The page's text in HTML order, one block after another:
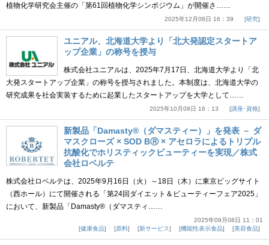
植物化学研究会主催の「第61回植物化学シンポジウム」が開催さ……
2025年12月08日 16：39 研究
ユニアル、北海道大学より「北大発認定スタートア
ップ企業」の称号を授与
株式会社ユニアルは、2025年7月17日、北海道大学より「北
大発スタートアップ企業」の称号を授与されました。本制度は、北海道大学の
研究成果を社会実装するために起業したスタートアップを大学として……
2025年10月08日 16：13 講座･資格
新製品「Damasty®（ダマスティー）」を発表 － ダ
マスクローズ × SOD BⓇ × アセロラによるトリプル
抗酸化でホリスティックビューティーを実現／株式
会社ロベルテ
株式会社ロベルテは、2025年9月16日（火）～18日（木）に東京ビッグサイト
（西ホール）にて開催される「第24回ダイエット＆ビューティーフェア2025」
において、新製品「Damasty®（ダマスティ……
2025年09月08日 11：01
健康食品
原料 新サービス 機能性表示食品 美容食品